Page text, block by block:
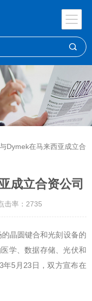
Dymek在马来西亚成立合
成立合资公司
击率：2735
晶圆键合和光刻设备的
学、数据存储、光伏和
年5月23日，双方宣布在